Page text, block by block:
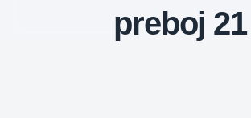
preboj 21